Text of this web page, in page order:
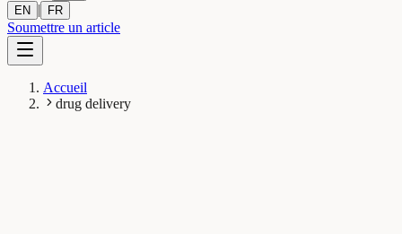
EN | FR
Soumettre un article
Accueil
drug delivery